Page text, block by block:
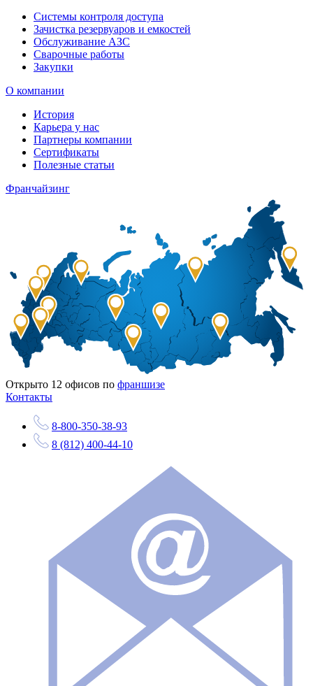
Системы контроля доступа
Зачистка резервуаров и емкостей
Обслуживание АЗС
Сварочные работы
Закупки
О компании
История
Карьера у нас
Партнеры компании
Сертификаты
Полезные статьи
Франчайзинг
Открыто 12 офисов по франшизе
Контакты
8-800-350-38-93
8 (812) 400-44-10